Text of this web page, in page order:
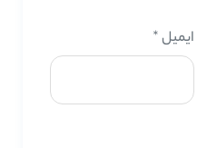
ایمیل*